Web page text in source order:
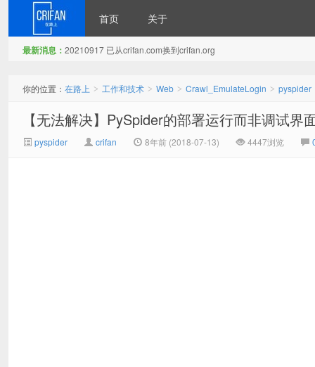
首页 关于
最新消息： 20210917 已从crifan.com换到crifan.org
你的位置： 在路上 > 工作和技术 > Web > Crawl_EmulateLogin > pyspider
【无法解决】PySpider的部署运行而非调试界
pyspider crifan 8年前 (2018-07-13) 4447浏览